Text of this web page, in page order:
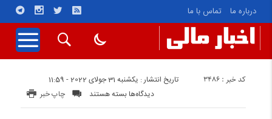
درباره ما تماس با ما
تاریخ انتشار : یکشنبه 31 جولای 2022 - 11:59 کد خبر : 3486
چاپ خبر دیدگاه‌ها برای
انتشار
بسته هستند